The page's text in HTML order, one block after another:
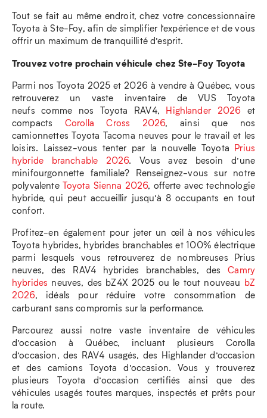
Tout se fait au même endroit, chez votre concessionnaire
Toyota à Ste-Foy, afin de simplifier l’expérience et de vous
offrir un maximum de tranquillité d’esprit.
Trouvez votre prochain véhicule chez Ste-Foy Toyota
Parmi nos Toyota 2025 et 2026 à vendre à Québec, vous
retrouverez un vaste inventaire de VUS Toyota
neufs comme nos Toyota RAV4, Highlander 2026 et
compacts Corolla Cross 2026, ainsi que nos
camionnettes Toyota Tacoma neuves pour le travail et les
loisirs. Laissez-vous tenter par la nouvelle Toyota Prius
hybride branchable 2026. Vous avez besoin d’une
minifourgonnette familiale? Renseignez-vous sur notre
polyvalente Toyota Sienna 2026, offerte avec technologie
hybride, qui peut accueillir jusqu’à 8 occupants en tout
confort.
Profitez-en également pour jeter un œil à nos véhicules
Toyota hybrides, hybrides branchables et 100% électrique
parmi lesquels vous retrouverez de nombreuses Prius
neuves, des RAV4 hybrides branchables, desCamry
hybrides neuves, des bZ4X 2025 ou le tout nouveau bZ
2026, idéals pour réduire votre consommation de
carburant sans compromis sur la performance.
Parcourez aussi notre vaste inventaire de véhicules
d’occasion à Québec, incluant plusieurs Corolla
d’occasion, des RAV4 usagés, des Highlander d’occasion
et des camions Toyota d’occasion. Vous y trouverez
plusieurs Toyota d’occasion certifiés ainsi que des
véhicules usagés toutes marques, inspectés et prêts pour
la route.